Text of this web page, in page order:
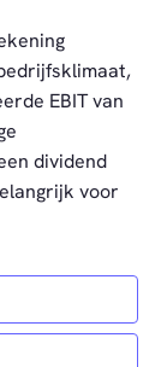
EBIT van
dividend
voor